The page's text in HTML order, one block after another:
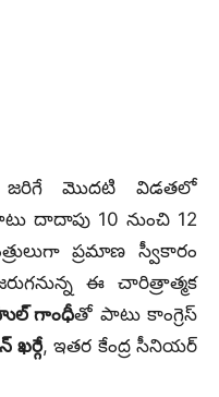
జరిగే మొదటి విడతలో
దాదాపు 10 నుంచి 12
ప్రమాణ స్వీకారం
ఈ చారిత్రాత్మక
గాంధీతో పాటు కాంగ్రెస్
ఖర్గే, ఇతర కేంద్ర సీనియర్